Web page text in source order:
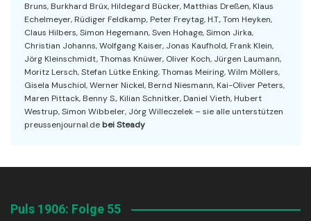
Bruns, Burkhard Brüx, Hildegard Bücker, Matthias Dreßen, Klaus
Echelmeyer, Rüdiger Feldkamp, Peter Freytag, H.T., Tom Heyken,
Claus Hilbers, Simon Hegemann, Sven Hohage, Simon Jirka,
Christian Johanns, Wolfgang Kaiser, Jonas Kaufhold, Frank Klein,
Jörg Kleinschmidt, Thomas Knüwer, Oliver Koch, Jürgen Laumann,
Moritz Lersch, Stefan Lütke Enking, Thomas Meiring, Wilm Möllers,
Gisela Muschiol, Werner Nickel, Bernd Niesmann, Kai-Oliver Peters,
Maren Pittack, Benny S., Kilian Schnitker, Daniel Vieth, Hubert
Westrup, Simon Wibbeler, Jörg Willeczelek – sie alle unterstützen
preussenjournal.de bei Steady
Puls 1906: Folge 55